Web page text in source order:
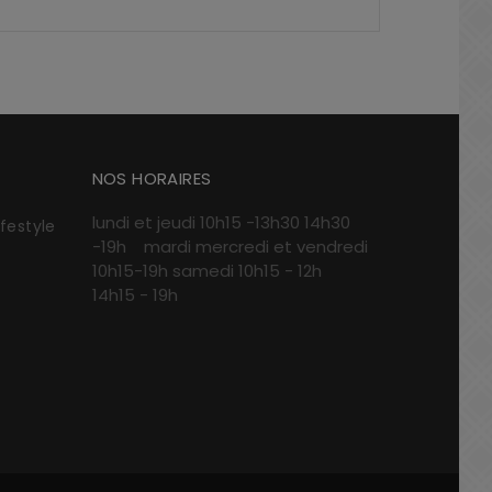
NOS HORAIRES
lundi et jeudi 10h15 -13h30 14h30
-19h mardi mercredi et vendredi
10h15-19h samedi 10h15 - 12h
14h15 - 19h